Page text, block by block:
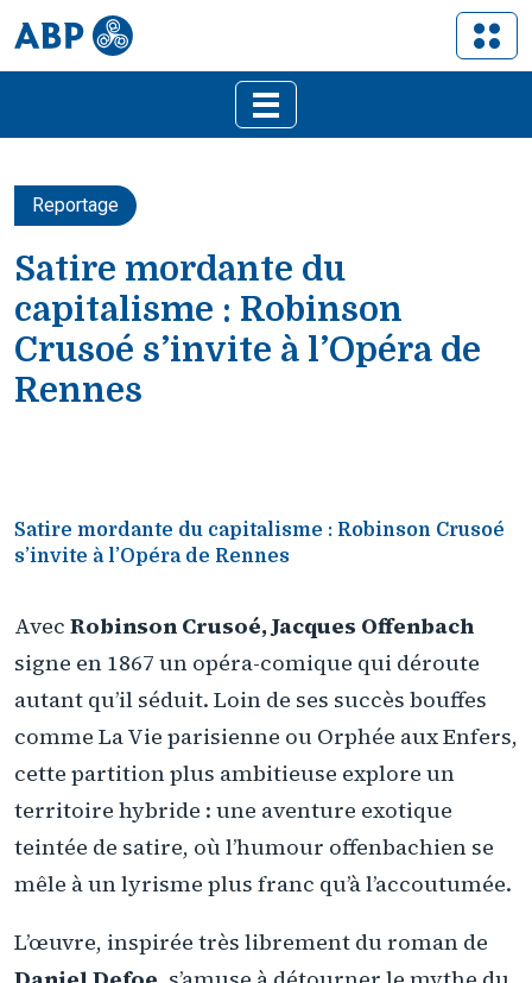
Reportage
Satire mordante du
capitalisme : Robinson
Crusoé s’invite à l’Opéra de
Rennes
Satire mordante du capitalisme : Robinson Crusoé
s’invite à l’Opéra de Rennes
Avec Robinson Crusoé, Jacques Offenbach
signe en 1867 un opéra-comique qui déroute
autant qu’il séduit. Loin de ses succès bouffes
comme La Vie parisienne ou Orphée aux Enfers,
cette partition plus ambitieuse explore un
territoire hybride : une aventure exotique
teintée de satire, où l’humour offenbachien se
mêle à un lyrisme plus franc qu’à l’accoutumée.
L’œuvre, inspirée très librement du roman de